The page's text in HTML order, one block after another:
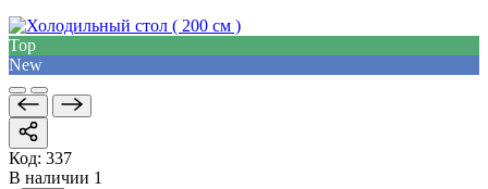
Top
New
Код: 337
В наличии 1